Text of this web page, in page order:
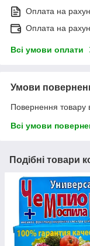
Оплата на
Оплата на
Всі умови оплати
Умови
Повернення товару
Всі умови
Подібні товари